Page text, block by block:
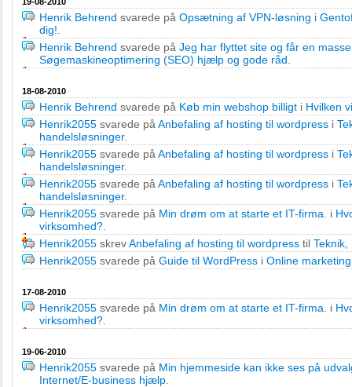
Henrik Behrend svarede på Opsætning af VPN-løsning i
dig!
Henrik Behrend svarede på Jeg har flyttet site og får en
Søgemaskineoptimering (SEO) hjælp og gode råd
18-08-2010
Henrik Behrend svarede på Køb min webshop billigt i Hvilken
Henrik2055 svarede på Anbefaling af hosting til wordpress i
handelsløsninger.
Henrik2055 svarede på Anbefaling af hosting til wordpress i
handelsløsninger.
Henrik2055 svarede på Anbefaling af hosting til wordpress i
handelsløsninger.
Henrik2055 svarede på Min drøm om at starte et IT-firma. i
virksomhed?
Henrik2055 skrevAnbefaling af hosting til wordpress til
Henrik2055 svarede på Guide til WordPress i Online
17-08-2010
Henrik2055 svarede på Min drøm om at starte et IT-firma. i
virksomhed?
19-06-2010
Henrik2055 svarede på Min hjemmeside kan ikke ses på
Internet/E-business hjælp